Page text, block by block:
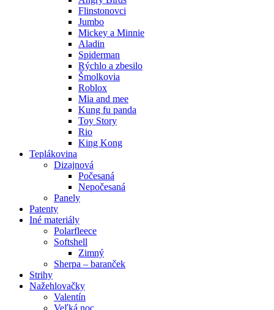
Flinstonovci
Jumbo
Mickey a Minnie
Aladin
Spiderman
Rýchlo a zbesilo
Šmolkovia
Roblox
Mia and mee
Kung fu panda
Toy Story
Rio
King Kong
Teplákovina
Dizajnová
Počesaná
Nepočesaná
Panely
Patenty
Iné materiály
Polarfleece
Softshell
Zimný
Sherpa – baranček
Strihy
Nažehlovačky
Valentín
Veľká noc